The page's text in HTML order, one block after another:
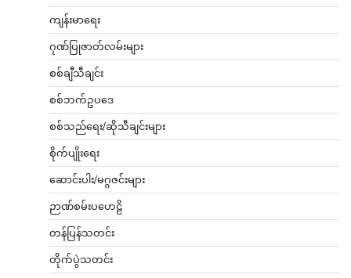
ကျန်းမာရေး
ဂုဏ်ပြုဇာတ်လမ်းများ
စစ်ချီသီချင်း
စစ်ဘက်ဥပဒေ
စစ်သည်ရေး/ဆိုသီချင်းများ
စိုက်ပျိုးရေး
ဆောင်းပါး/မဂ္ဂဇင်းများ
ဉာဏ်စမ်းပဟေဠိ
တန်ပြန်သတင်း
တိုက်ပွဲသတင်း